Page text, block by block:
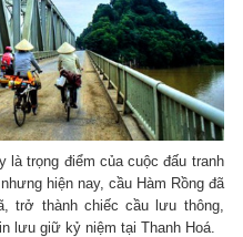
là trọng điểm của cuộc đấu tranh
hiện nay, cầu Hàm Rồng đã
trở thành chiếc cầu lưu thông,
lưu giữ kỷ niệm tại Thanh Hoá.